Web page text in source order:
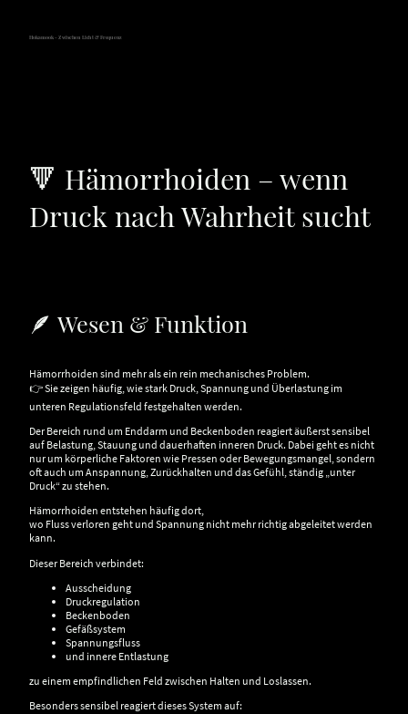
Hokamook - Zwischen Licht & Frequenz
🔻 Hämorrhoiden – wenn
Druck nach Wahrheit sucht
🪶 Wesen & Funktion
Hämorrhoiden sind mehr als ein rein mechanisches Problem.
👉 Sie zeigen häufig, wie stark Druck, Spannung und Überlastung im
unteren Regulationsfeld festgehalten werden.
Der Bereich rund um Enddarm und Beckenboden reagiert äußerst sensibel
auf Belastung, Stauung und dauerhaften inneren Druck. Dabei geht es nicht
nur um körperliche Faktoren wie Pressen oder Bewegungsmangel, sondern
oft auch um Anspannung, Zurückhalten und das Gefühl, ständig „unter
Druck“ zu stehen.
Hämorrhoiden entstehen häufig dort,
wo Fluss verloren geht und Spannung nicht mehr richtig abgeleitet werden
kann.
Dieser Bereich verbindet:
Ausscheidung
Druckregulation
Beckenboden
Gefäßsystem
Spannungsfluss
und innere Entlastung
zu einem empfindlichen Feld zwischen Halten und Loslassen.
Besonders sensibel reagiert dieses System auf: